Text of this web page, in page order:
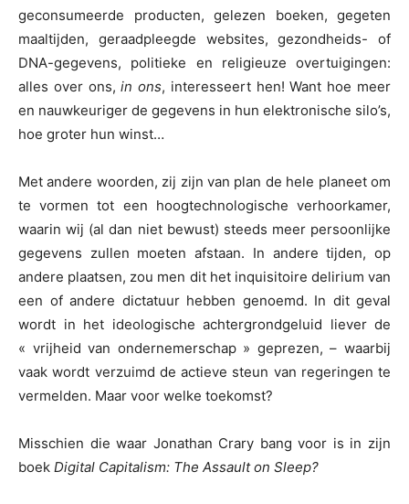
geconsumeerde producten, gelezen boeken, gegeten
maaltijden, geraadpleegde websites, gezondheids- of
DNA-gegevens, politieke en religieuze overtuigingen:
alles over ons,in ons, interesseert hen! Want hoe meer
en nauwkeuriger de gegevens in hun elektronische silo’s,
hoe groter hun winst…
Met andere woorden, zij zijn van plan de hele planeet om
te vormen tot een hoogtechnologische verhoorkamer,
waarin wij (al dan niet bewust) steeds meer persoonlijke
gegevens zullen moeten afstaan. In andere tijden, op
andere plaatsen, zou men dit het inquisitoire delirium van
een of andere dictatuur hebben genoemd. In dit geval
wordt in het ideologische achtergrondgeluid liever de
« vrijheid van ondernemerschap » geprezen, – waarbij
vaak wordt verzuimd de actieve steun van regeringen te
vermelden. Maar voor welke toekomst?
Misschien die waar Jonathan Crary bang voor is in zijn
boek Digital Capitalism: The Assault on Sleep?